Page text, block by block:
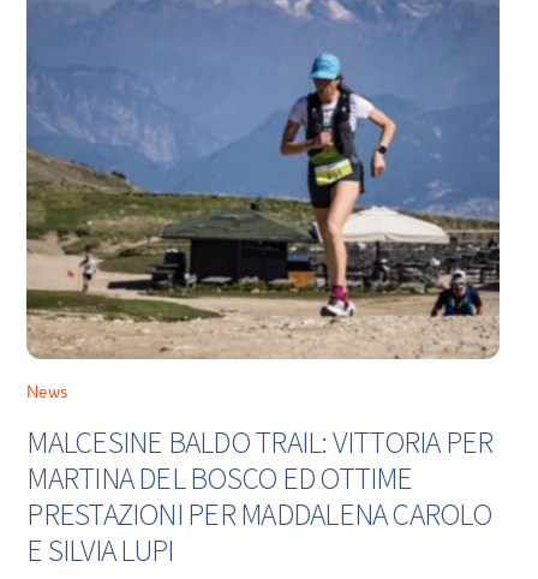
News
MALCESINE BALDO TRAIL: VITTORIA PER
MARTINA DEL BOSCO ED OTTIME
PRESTAZIONI PER MADDALENA CAROLO
E SILVIA LUPI